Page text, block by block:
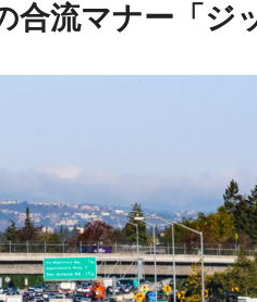
合流マナー「ジ